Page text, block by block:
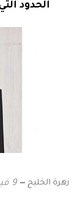
الحدود
زهرة الخليج 9 فبراير 2021